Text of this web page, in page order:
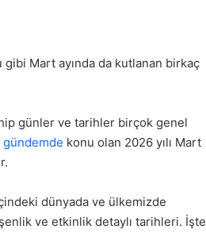
gibi Mart ayında da kutlanan birkaç
günler ve tarihler birçok genel
gündemde konu olan 2026 yılı Mart
dünyada ve ülkemizde
ve etkinlik detaylı tarihleri. İşte